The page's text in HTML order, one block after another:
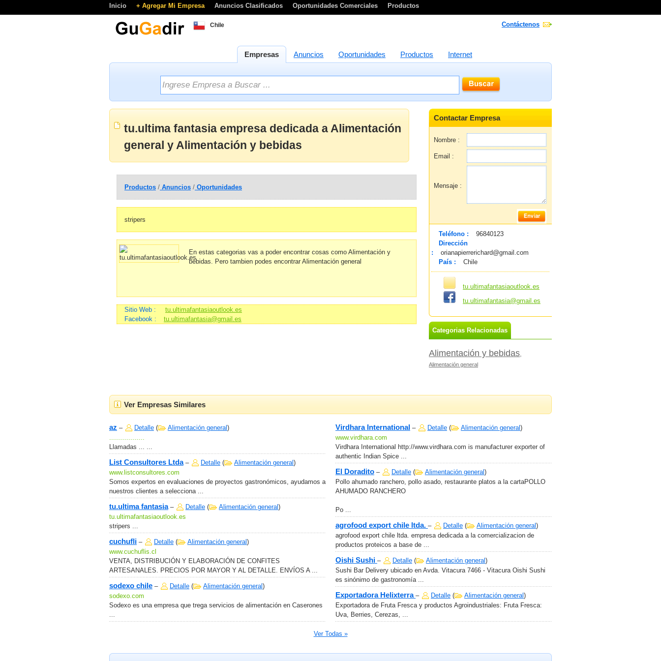
Inicio + Agregar Mi Empresa Anuncios Clasificados Oportunidades Comerciales Productos
Chile Contáctenos
Empresas Anuncios Oportunidades Productos Internet
tu.ultima fantasia empresa dedicada a Alimentación
general y Alimentación y bebidas
Productos / Anuncios / Oportunidades
stripers
En estas categorias vas a poder encontrar cosas como Alimentación y
bebidas. Pero tambien podes encontrar Alimentación general
Sitio Web :
tu.ultimafantasiaoutlook.es
Facebook :
tu.ultimafantasia@gmail.es
Contactar Empresa
Nombre :
Email :
Mensaje :
Teléfono :
96840123
Dirección
:
orianapierrerichard@gmail.com
País :
Chile
tu.ultimafantasiaoutlook.es
tu.ultimafantasia@gmail.es
Categorias Relacionadas
Alimentación y bebidas,
Alimentación general
Ver Empresas Similares
az – Detalle ( Alimentación general)
..................
Llamadas ... ...
List Consultores Ltda– Detalle ( Alimentación general)
www.listconsultores.com
Somos expertos en evaluaciones de proyectos gastronómicos, ayudamos a
nuestros clientes a selecciona ...
tu.ultima fantasia– Detalle ( Alimentación general)
tu.ultimafantasiaoutlook.es
stripers ...
cuchufli – Detalle ( Alimentación general)
www.cuchuflis.cl
VENTA, DISTRIBUCIÓN Y ELABORACIÓN DE CONFITES
ARTESANALES. PRECIOS POR MAYOR Y AL DETALLE. ENVÍOS A ...
sodexo chile – Detalle ( Alimentación general)
sodexo.com
Sodexo es una empresa que trega servicios de alimentación en Caserones
...
Virdhara International – Detalle ( Alimentación general)
www.virdhara.com
Virdhara International http://www.virdhara.com is manufacturer exporter of
authentic Indian Spice ...
El Doradito – Detalle ( Alimentación general)
Pollo ahumado ranchero, pollo asado, restaurante platos a la cartaPOLLO
AHUMADO RANCHERO
Po ...
agrofood export chile ltda. – Detalle ( Alimentación general)
agrofood export chile ltda. empresa dedicada a la comercializacion de
productos proteicos a base de ...
Oishi Sushi – Detalle ( Alimentación general)
Sushi Bar Delivery ubicado en Avda. Vitacura 7466 - Vitacura Oishi Sushi
es sinónimo de gastronomía ...
Exportadora Helixterra – Detalle ( Alimentación general)
Exportadora de Fruta Fresca y productos Agroindustriales: Fruta Fresca:
Uva, Berries, Cerezas, ...
Ver Todas »